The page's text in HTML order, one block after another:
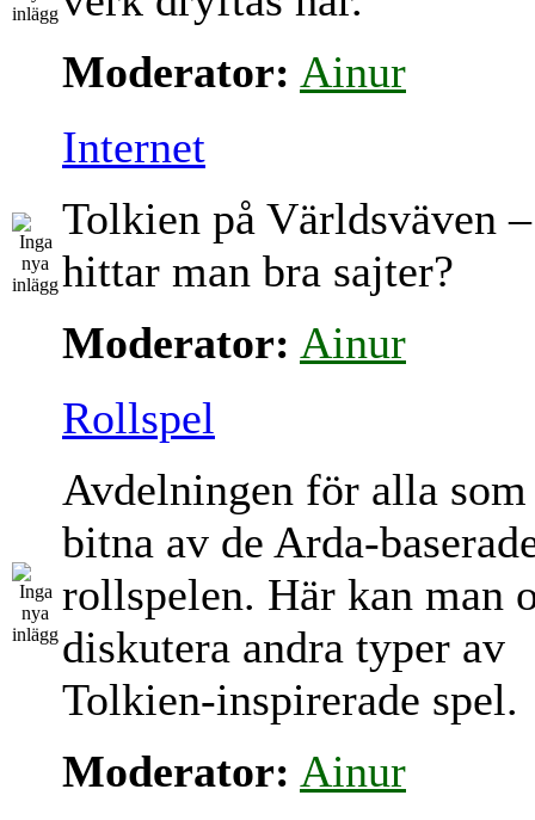
Moderator: Ainur
Internet
Tolkien på Världsväven
hittar man bra sajter?
Moderator: Ainur
Rollspel
Avdelningen för alla
bitna av de Arda-
rollspelen. Här kan man
diskutera andra typer av
Tolkien-inspirerade spel.
Moderator: Ainur